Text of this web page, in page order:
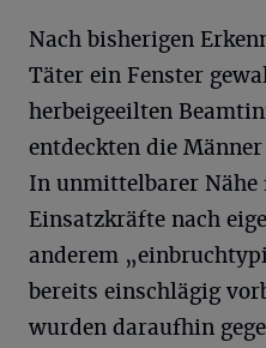
Nach bisherigen
Täter ein Fenster
herbeigeeilten
entdeckten die
In unmittelbarer Nähe
Einsatzkräfte nach
anderem
bereits einschlägig
wurden daraufhin